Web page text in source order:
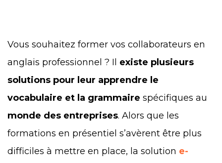
Vous souhaitez former vos collaborateurs en
anglais professionnel ? Il existe plusieurs
solutions pour leur apprendre le
vocabulaire et la grammaire spécifiques au
monde des entreprises. Alors que les
formations en présentiel s’avèrent être plus
difficiles à mettre en place, la solution e-